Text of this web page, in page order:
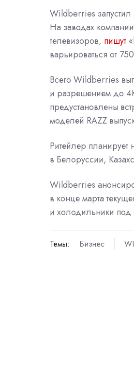
Wildberries запустил
На заводах
телевизоров, пишут
варьироваться от
Всего Wildberries
и разрешением до
предустановлены
моделей RAZZ
Ритейлер планирует
в Белоруссии,
Wildberries
в конце марта
и холодильники
Темы: Бизнес